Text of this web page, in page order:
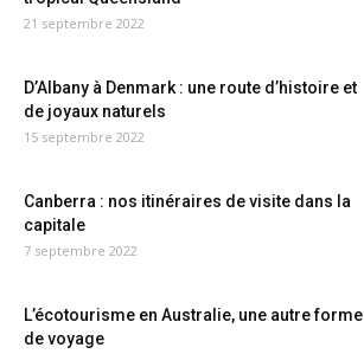
21 septembre 2022
D’Albany à Denmark : une route d’histoire et
de joyaux naturels
15 septembre 2022
Canberra : nos itinéraires de visite dans la
capitale
7 septembre 2022
L’écotourisme en Australie, une autre forme
de voyage